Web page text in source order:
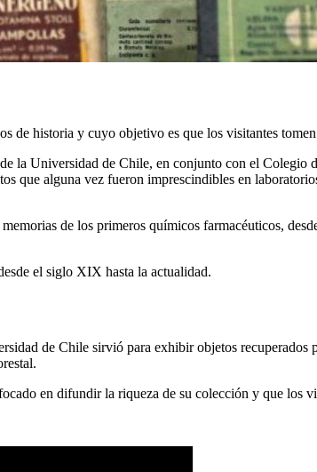
de historia y cuyo objetivo es que los visitantes
la Universidad de Chile, en conjunto con el
que alguna vez fueron imprescindibles en
de los primeros químicos farmacéuticos,
el siglo XIX hasta la actualidad.
de Chile sirvió para exhibir objetos
en difundir la riqueza de su colección y que